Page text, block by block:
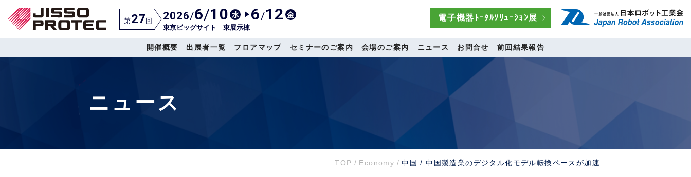
第27回 2026/6/10 水 6/12 金
東京ビッグサイト 東展示棟
電子機器ﾄｰﾀﾙｿﾘｭｰｼｮﾝ展
開催概要 出展者一覧 フロアマップ セミナーのご案内 会場のご案内 ニュース お問合せ 前回結果報告
ニュース
TOP / Economy / 中国 / 中国製造業のデジタル化モデル転換ペースが加速